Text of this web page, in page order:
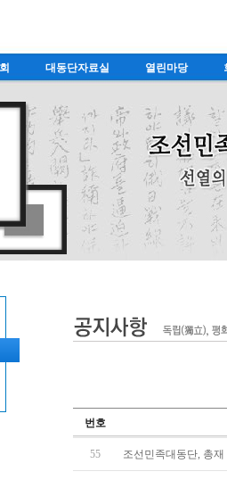
대동단자료실 열린마당
번호
55 조선민족대동단, 총